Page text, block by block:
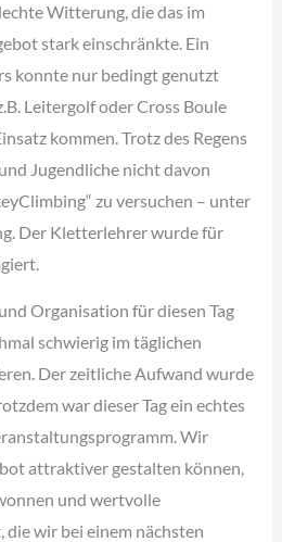
Witterung, die das im
stark einschränkte. Ein
konnte nur bedingt genutzt
Leitergolf oder Cross Boule
kommen. Trotz des Regens
Jugendliche nicht davon
zu versuchen – unter
Der Kletterlehrer wurde für
Organisation für diesen Tag
schwierig im täglichen
Der zeitliche Aufwand wurde
war dieser Tag ein echtes
Wir
attraktiver gestalten können,
und wertvolle
die wir bei einem nächsten